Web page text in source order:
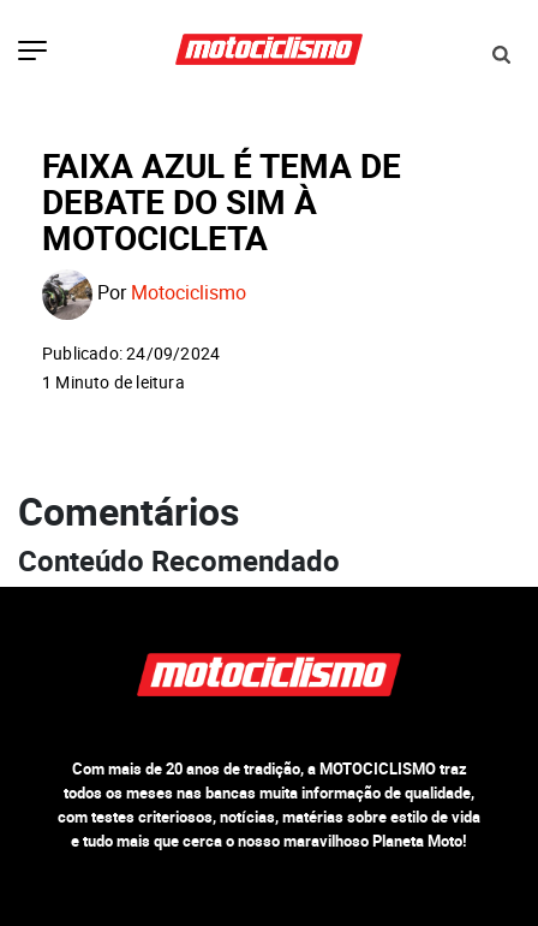
FAIXA AZUL É TEMA DE
DEBATE DO SIM À
MOTOCICLETA
PorMotociclismo
Publicado: 24/09/2024
1 Minuto de leitura
Comentários
Conteúdo Recomendado
Com mais de 20 anos de tradição, a MOTOCICLISMO traz
todos os meses nas bancas muita informação de qualidade,
com testes criteriosos, notícias, matérias sobre estilo de vida
e tudo mais que cerca o nosso maravilhoso Planeta Moto!